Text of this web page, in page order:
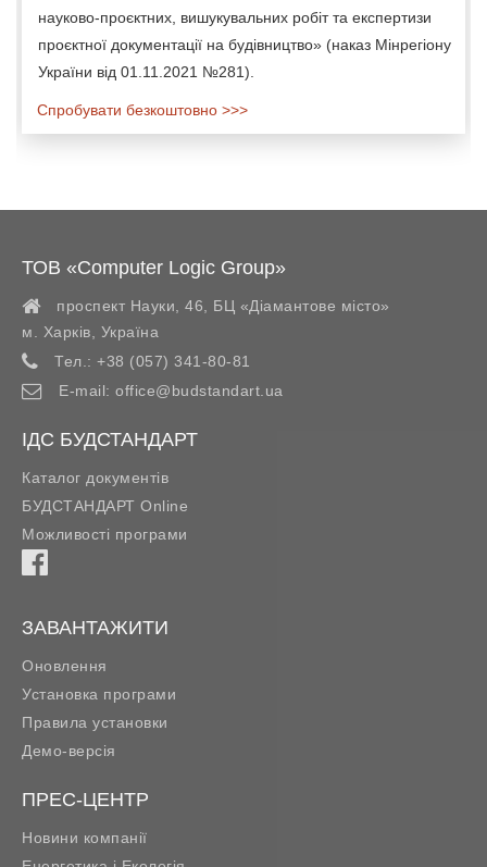
науково-проєктних, вишукувальних робіт та експертизи
проєктної документації на будівництво» (наказ Мінрегіону
України від 01.11.2021 №281).
Спробувати безкоштовно >>>
ТОВ «Computer Logic Group»
проспект Науки, 46, БЦ «Діамантове місто»
м. Харків
Україна
Тел.: +38 (057) 341-80-81
E-mail: office@budstandart.ua
ІДС БУДСТАНДАРТ
Каталог документів
БУДСТАНДАРТ Online
Можливості програми
ЗАВАНТАЖИТИ
Оновлення
Установка програми
Правила установки
Демо-версія
ПРЕС-ЦЕНТР
Новини компанії